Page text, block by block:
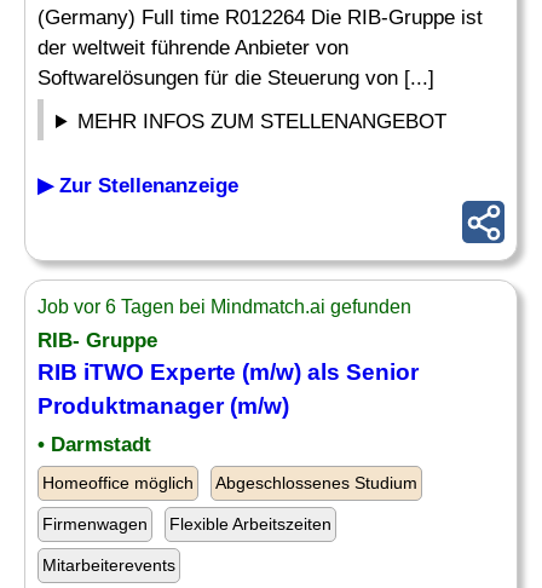
(Germany) Full time R012264 Die RIB-Gruppe ist
der weltweit führende Anbieter von
Softwarelösungen für die Steuerung von [...]
MEHR INFOS ZUM STELLENANGEBOT
▶ Zur Stellenanzeige
Job vor 6 Tagen bei Mindmatch.ai gefunden
RIB- Gruppe
RIB iTWO Experte (m/w) als Senior
Produktmanager (m/w)
• Darmstadt
Homeoffice möglich Abgeschlossenes Studium
Firmenwagen Flexible Arbeitszeiten
Mitarbeiterevents